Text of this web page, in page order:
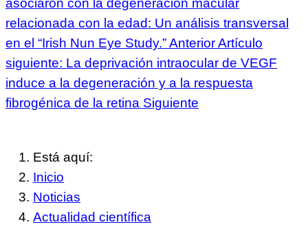
asociaron con la degeneración macular
relacionada con la edad: Un análisis transversal
en el “Irish Nun Eye Study.”AnteriorArtículo
siguiente: La deprivación intraocular de VEGF
induce a la degeneración y a la respuesta
fibrogénica de la retina Siguiente
Está aquí:
Inicio
Noticias
Actualidad científica